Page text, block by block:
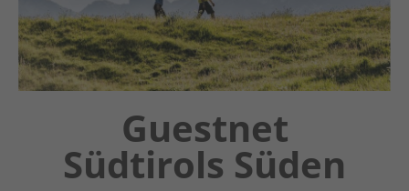
Chatbot OTTO
Dein digitaler Assistent in Südtirols Süden -
Guestnet
Südtirols Süden